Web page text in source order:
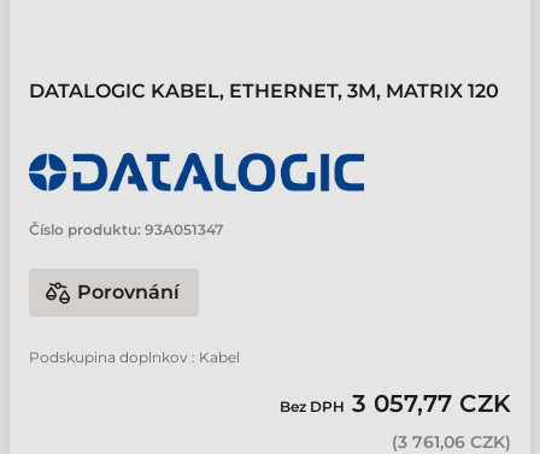
DATALOGIC KABEL, ETHERNET, 3M, MATRIX 120
Číslo produktu: 93A051347
Porovnání
Podskupina doplnkov : Kabel
Bez DPH 3 057,77 CZK
(3 761,06 CZK)